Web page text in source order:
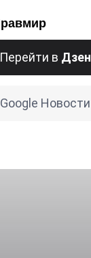
Перейти в Дзен
Google Новости